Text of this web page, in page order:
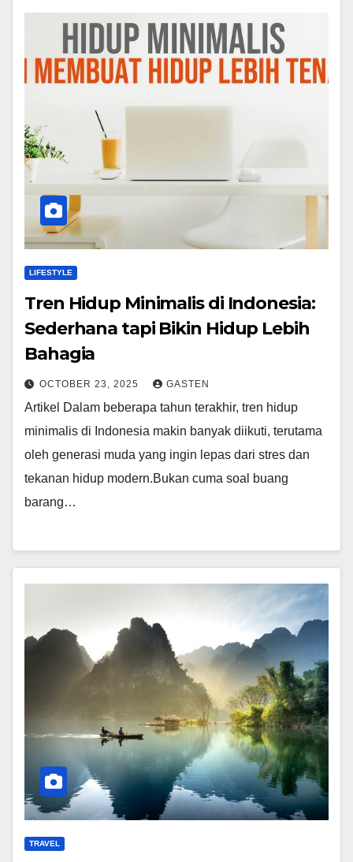
LIFESTYLE
Tren Hidup Minimalis di Indonesia:
Sederhana tapi Bikin Hidup Lebih
Bahagia
OCTOBER 23, 2025 GASTEN
Artikel Dalam beberapa tahun terakhir, tren hidup
minimalis di Indonesia makin banyak diikuti, terutama
oleh generasi muda yang ingin lepas dari stres dan
tekanan hidup modern.Bukan cuma soal buang
barang…
TRAVEL